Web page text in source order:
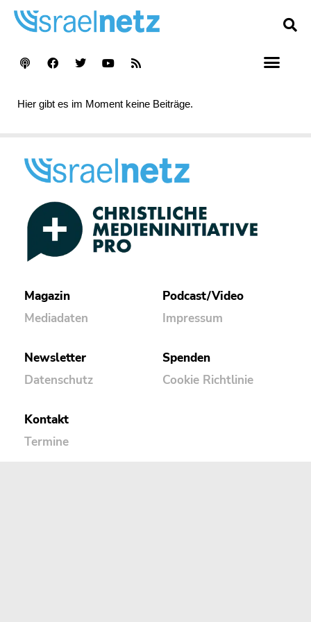
Hier gibt es im Moment keine Beiträge.
Magazin
Mediadaten
Podcast/Video
Impressum
Newsletter
Datenschutz
Spenden
Cookie Richtlinie
Kontakt
Termine